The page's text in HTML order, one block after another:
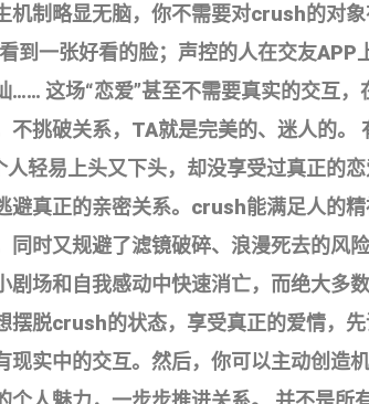
机制略显无脑，你不需要对crush的对
到一张好看的脸；声控的人在交友APP
…… 这场“恋爱”甚至不需要真实的交互
不挑破关系，TA就是完美的、迷人的
轻易上头又下头，却没享受过真正的
避真正的亲密关系。crush能满足人的
同时又规避了滤镜破碎、浪漫死去的风
剧场和自我感动中快速消亡，而绝大多
摆脱crush的状态，享受真正的爱情，
现实中的交互。然后，你可以主动创造